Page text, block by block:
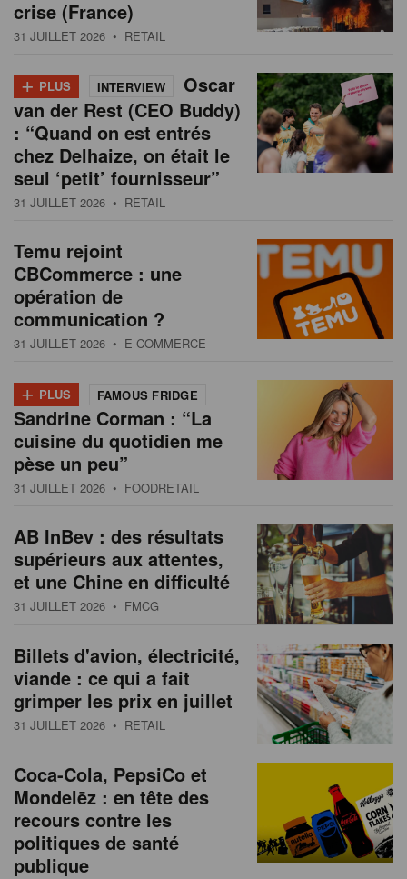
crise (France)
31 JUILLET 2026 • RETAIL
+ PLUS INTERVIEW
Oscar
van der Rest (CEO Buddy)
: “Quand on est entrés
chez Delhaize, on était le
seul ‘petit’ fournisseur”
31 JUILLET 2026 • RETAIL
Temu rejoint
CBCommerce : une
opération de
communication ?
31 JUILLET 2026 • E-COMMERCE
+ PLUS FAMOUS FRIDGE
Sandrine Corman : “La
cuisine du quotidien me
pèse un peu”
31 JUILLET 2026 • FOODRETAIL
AB InBev : des résultats
supérieurs aux attentes,
et une Chine en difficulté
31 JUILLET 2026 • FMCG
Billets d'avion, électricité,
viande : ce qui a fait
grimper les prix en juillet
31 JUILLET 2026 • RETAIL
Coca-Cola, PepsiCo et
Mondelēz : en tête des
recours contre les
politiques de santé
publique